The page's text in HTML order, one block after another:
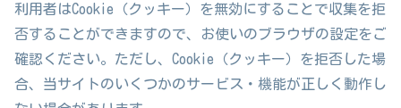
利用者はCookie（クッキー）を無効にすることで収集を拒
否することができますので、お使いのブラウザの設定をご
確認ください。ただし、Cookie（クッキー）を拒否した場
合、当サイトのいくつかのサービス・機能が正しく動作し